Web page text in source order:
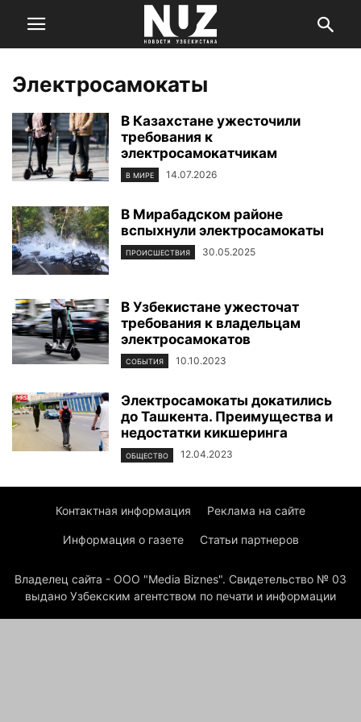
Электросамокаты
В Казахстане ужесточили
требования к
электросамокатчикам
В МИРЕ 14.07.2026
В Мирабадском районе
вспыхнули электросамокаты
ПРОИСШЕСТВИЯ 30.05.2025
В Узбекистане ужесточат
требования к владельцам
электросамокатов
СОБЫТИЯ 10.10.2023
Электросамокаты докатились
до Ташкента. Преимущества и
недостатки кикшеринга
ОБЩЕСТВО 12.04.2023
Контактная информация Реклама на сайте
Информация о газете Статьи партнеров
Владелец сайта - ООО "Media Biznes". Свидетельство № 03
выдано Узбекским агентством по печати и информации